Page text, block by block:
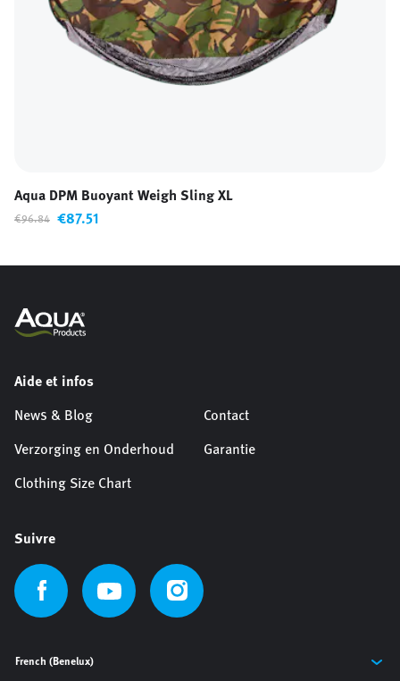
Aqua DPM Buoyant Weigh Sling XL
€96.84 €87.51
Aide et infos
News & Blog Contact
Verzorging en Onderhoud Garantie
Clothing Size Chart
Suivre